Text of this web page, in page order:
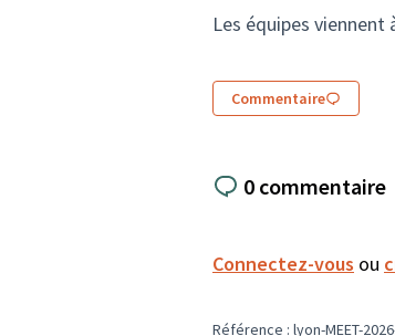
Les équipes
Commentaire
0 commentaire
Connectez-vous ou
Référence : lyon-MEET-